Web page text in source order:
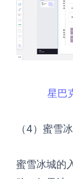
星巴
（4）蜜雪
蜜雪冰城的